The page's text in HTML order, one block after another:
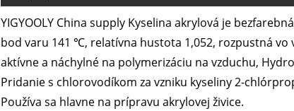
YIGYOOLY China supply Kyselina akrylová je
bod varu 141 ℃, relatívna hustota 1,052, rozpustná
aktívne a náchylné na polymerizáciu na vzduchu,
Pridanie s chlorovodíkom za vzniku kyseliny 2-
Používa sa hlavne na prípravu akrylovej živice.